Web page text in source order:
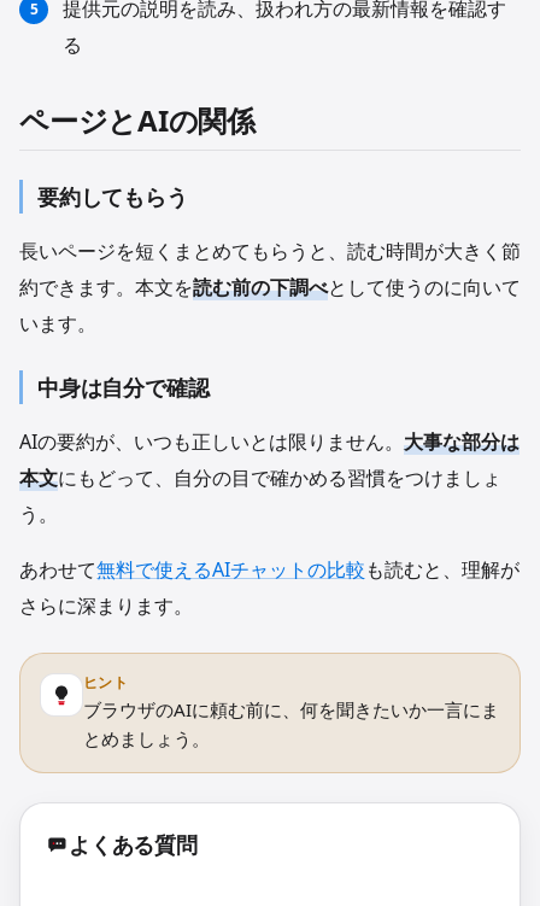
提供元の説明を読み、扱われ方の最新情報を確認す
る
ページとAIの関係
要約してもらう
長いページを短くまとめてもらうと、読む時間が大きく節
約できます。本文を読む前の下調べとして使うのに向いて
います。
中身は自分で確認
AIの要約が、いつも正しいとは限りません。 大事な部分は
本文にもどって、自分の目で確かめる習慣をつけましょ
う。
あわせて無料で使えるAIチャットの比較も読むと、理解が
さらに深まります。
ヒント
ブラウザのAIに頼む前に、何を聞きたいか一言にま
とめましょう。
よくある質問